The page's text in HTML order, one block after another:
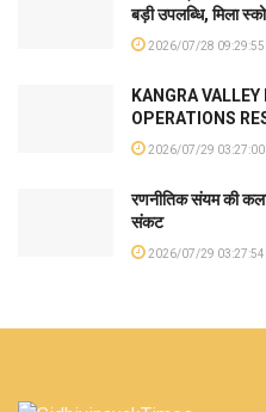
बड़ी उपलब्धि, मिला
2026/07/28
KANGRA
OPERATIONS
2026/07/29
रणनीतिक संयम की
संकट
2026/07/29